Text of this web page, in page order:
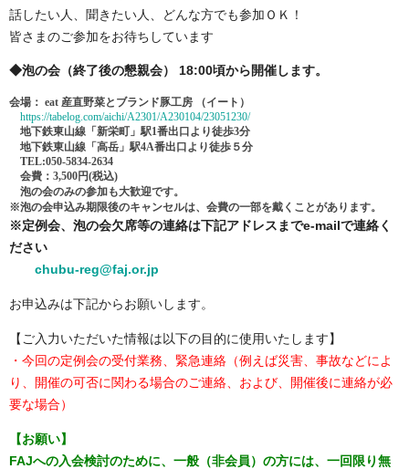
話したい人、聞きたい人、どんな方でも参加ＯＫ！
皆さまのご参加をお待ちしています
◆泡の会（終了後の懇親会） 18:00頃から開催します。
会場： eat 産直野菜とブランド豚工房 （イート）
https://tabelog.com/aichi/A2301/A230104/23051230/
地下鉄東山線「新栄町」駅1番出口より徒歩3分
地下鉄東山線「高岳」駅4A番出口より徒歩５分
TEL:050-5834-2634
会費：3,500円(税込)
泡の会のみの参加も大歓迎です。
※泡の会申込み期限後のキャンセルは、会費の一部を戴くことがあります。
※定例会、泡の会欠席等の連絡は下記アドレスまでe-mailで連絡く
ださい
chubu-reg@faj.or.jp
お申込みは下記からお願いします。
【ご入力いただいた情報は以下の目的に使用いたします】
・今回の定例会の受付業務、緊急連絡（例えば災害、事故などによ
り、開催の可否に関わる場合のご連絡、および、開催後に連絡が必
要な場合）
【お願い】
FAJへの入会検討のために、一般（非会員）の方には、一回限り無